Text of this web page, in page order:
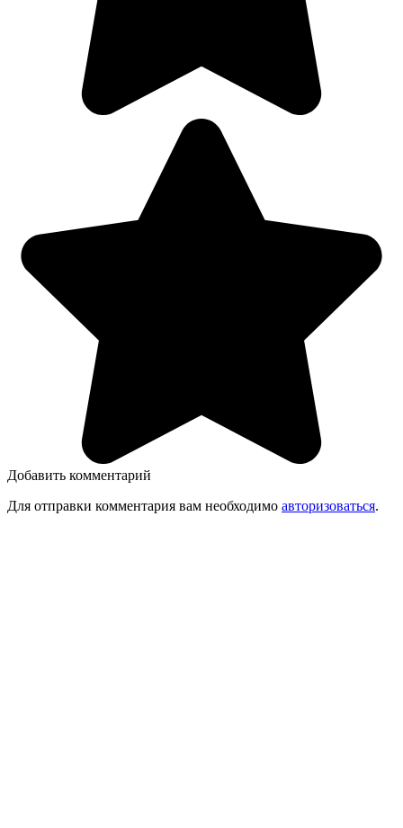
Добавить комментарий
Для отправки комментария вам необходимо авторизоваться.